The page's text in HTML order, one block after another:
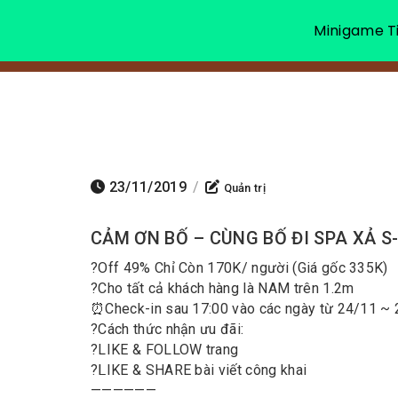
23/11/2019 / Quản trị
CẢM ƠN BỐ – CÙNG BỐ ĐI SPA XẢ
?Off 49% Chỉ Còn 170K/ người (Giá gốc 335K)
?Cho tất cả khách hàng là NAM trên 1.2m
⏰Check-in sau 17:00 vào các ngày từ 24/11
?Cách thức nhận ưu đãi:
?LIKE & FOLLOW trang
?ᒪIKE & SHARE bài viết công khai
——————
Minigame